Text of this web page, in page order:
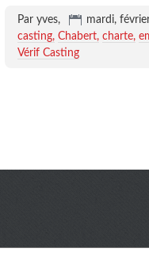
Par yves, mardi,
casting Chabert charte
Vérif Casting